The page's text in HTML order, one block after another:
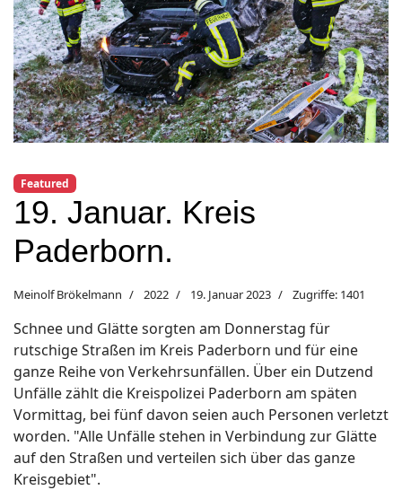
Previous Next
Featured
19. Januar. Kreis
Paderborn.
Meinolf Brökelmann 2022 19. Januar 2023 Zugriffe: 1401
Schnee und Glätte sorgten am Donnerstag für
rutschige Straßen im Kreis Paderborn und für eine
ganze Reihe von Verkehrsunfällen. Über ein Dutzend
Unfälle zählt die Kreispolizei Paderborn am späten
Vormittag, bei fünf davon seien auch Personen verletzt
worden. "Alle Unfälle stehen in Verbindung zur Glätte
auf den Straßen und verteilen sich über das ganze
Kreisgebiet".